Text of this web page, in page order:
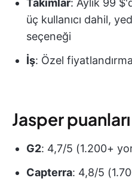
Takımlar: Aylık 99
üç kullanıcı dahil,
seçeneği
İş: Özel fiyatlandırma
Jasper
G2: 4,7/5 (1.200+
Capterra: 4,8/5